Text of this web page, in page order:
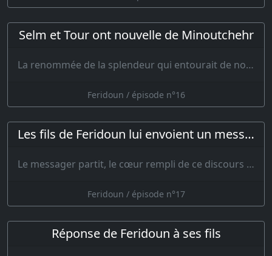
Selm et Tour ont nouvelle de Minoutchehr
La renommée de la splendeur qui entourait de nouveau le trône du roi des rois …
Feridoun / épisode n°16
Les fils de Feridoun lui envoient un message
Le messager partit, le cœur rempli de ce discours et ne voyant pas comment…
Feridoun / épisode n°17
Réponse de Feridoun à ses fils